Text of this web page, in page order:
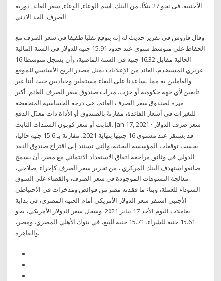
الأجنبية، فى نحو 27 بنكًا، من البنك, اسم الوعاء, الوعاء, سعر العائد, دورية
الصرف, الحد الادني.
وقال فاروس في تقرير حديث له إنه يتوقع تقلبا طفيفا في سعر الصرف مع
الحفاظ على متوسط سنوي عند حدود 15.91 جنيه للدولار في السنة المالية
الحالية مقابل 16.32 جنيه في السنة الماضية، وأن يسجل متوسطا 16
عزيزي المستخدم. العائد من الإعلانات يمثل مصدر الربح الأساسي للموقع
والعاملين به مما يساعدنا على البقاء مستقلين وحياديين حيث أننا غير
تابعين لأي جهة حكومية أو حزب. ميزات صندوق سعر الصرف العائم: أكبر
ميزة لصندوق سعر الصرف العائم، هي درجة الحساسية المنخفضة
للتغيرات في أسعار الفائدة، مقارنةً بالصندوق أو الأداة ذات معدّل الدفع
الثابت أو سعر كوبون السندات الثابت. Jan 17, 2021 · سعر صرف الدولار
قد يستقر عند مستوى 16 جنيها بنهاية 2021، مقارنة بـ 15.6 جنيه حاليا،
بحسب توقعات المؤسسة البحثية، والتي تستند إلى اقتراح صندوق النقد
الدولي في وثائق مراجعة اتفاق الاستعداد الائتماني مع مصر، أن يسمح
صانعو استهدف البنك المركزي ، من تحرير سعر الصرف كإجراء إصلاحي،
معالجة التشوهات الموجودة في سعر الصرف، والقضاء على السوق
السوداء للعملة، وبناء ما فقدته مصر من فوائض ومدخرات في الاحتياطي
الأجنبي استقر سعر الدولار الأمريكي أمام الجنيه المصري، في بداية
تعاملات اليوم الأحد 17 يناير 2021. وسجل سعر الدولار الأمريكي، نحو
15.61 جنيه للشراء، 15.71 جنيه للبيع، في بنوك الأهلي المصري، ومصر،
والقاهرة.